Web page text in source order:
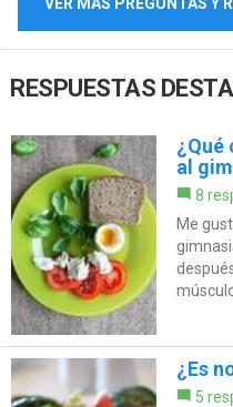
VER MÁS PREGUNTAS Y
RESPUESTAS
¿Qué
al
8
Me
¿Es
5